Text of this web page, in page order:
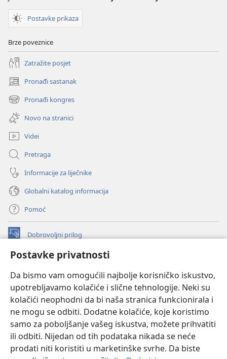
Postavke privatnosti
Da bismo vam omogućili najbolje korisničko iskustvo,
upotrebljavamo kolačiće i slične tehnologije. Neki su
kolačići neophodni da bi naša stranica funkcionirala i
ne mogu se odbiti. Dodatne kolačiće, koje koristimo
samo za poboljšanje vašeg iskustva, možete prihvatiti
ili odbiti. Nijedan od tih podataka nikada se neće
prodati niti koristiti u marketinške svrhe. Da biste
Postavke prikaza
Brze poveznice
Zatražite posjet
Pronađi sastanak
(otvara
se
novi
prozor)
Pronađi kongres
(otvara
se
novi
prozor)
Novo na stranici
Videi
Pretraga
Informacije za liječnike
Globalni katalog informacija
Pomoć
Dobrovoljni prilog
(otvara
novi
INTERNETSKA BIBLIOTEKA Watchtower
se
novi
prozor)
JW Hub
(otvara
se
novi
JW Library
Watchtower Library